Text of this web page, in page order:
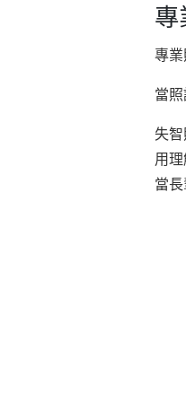
專
專
當
失
用
當